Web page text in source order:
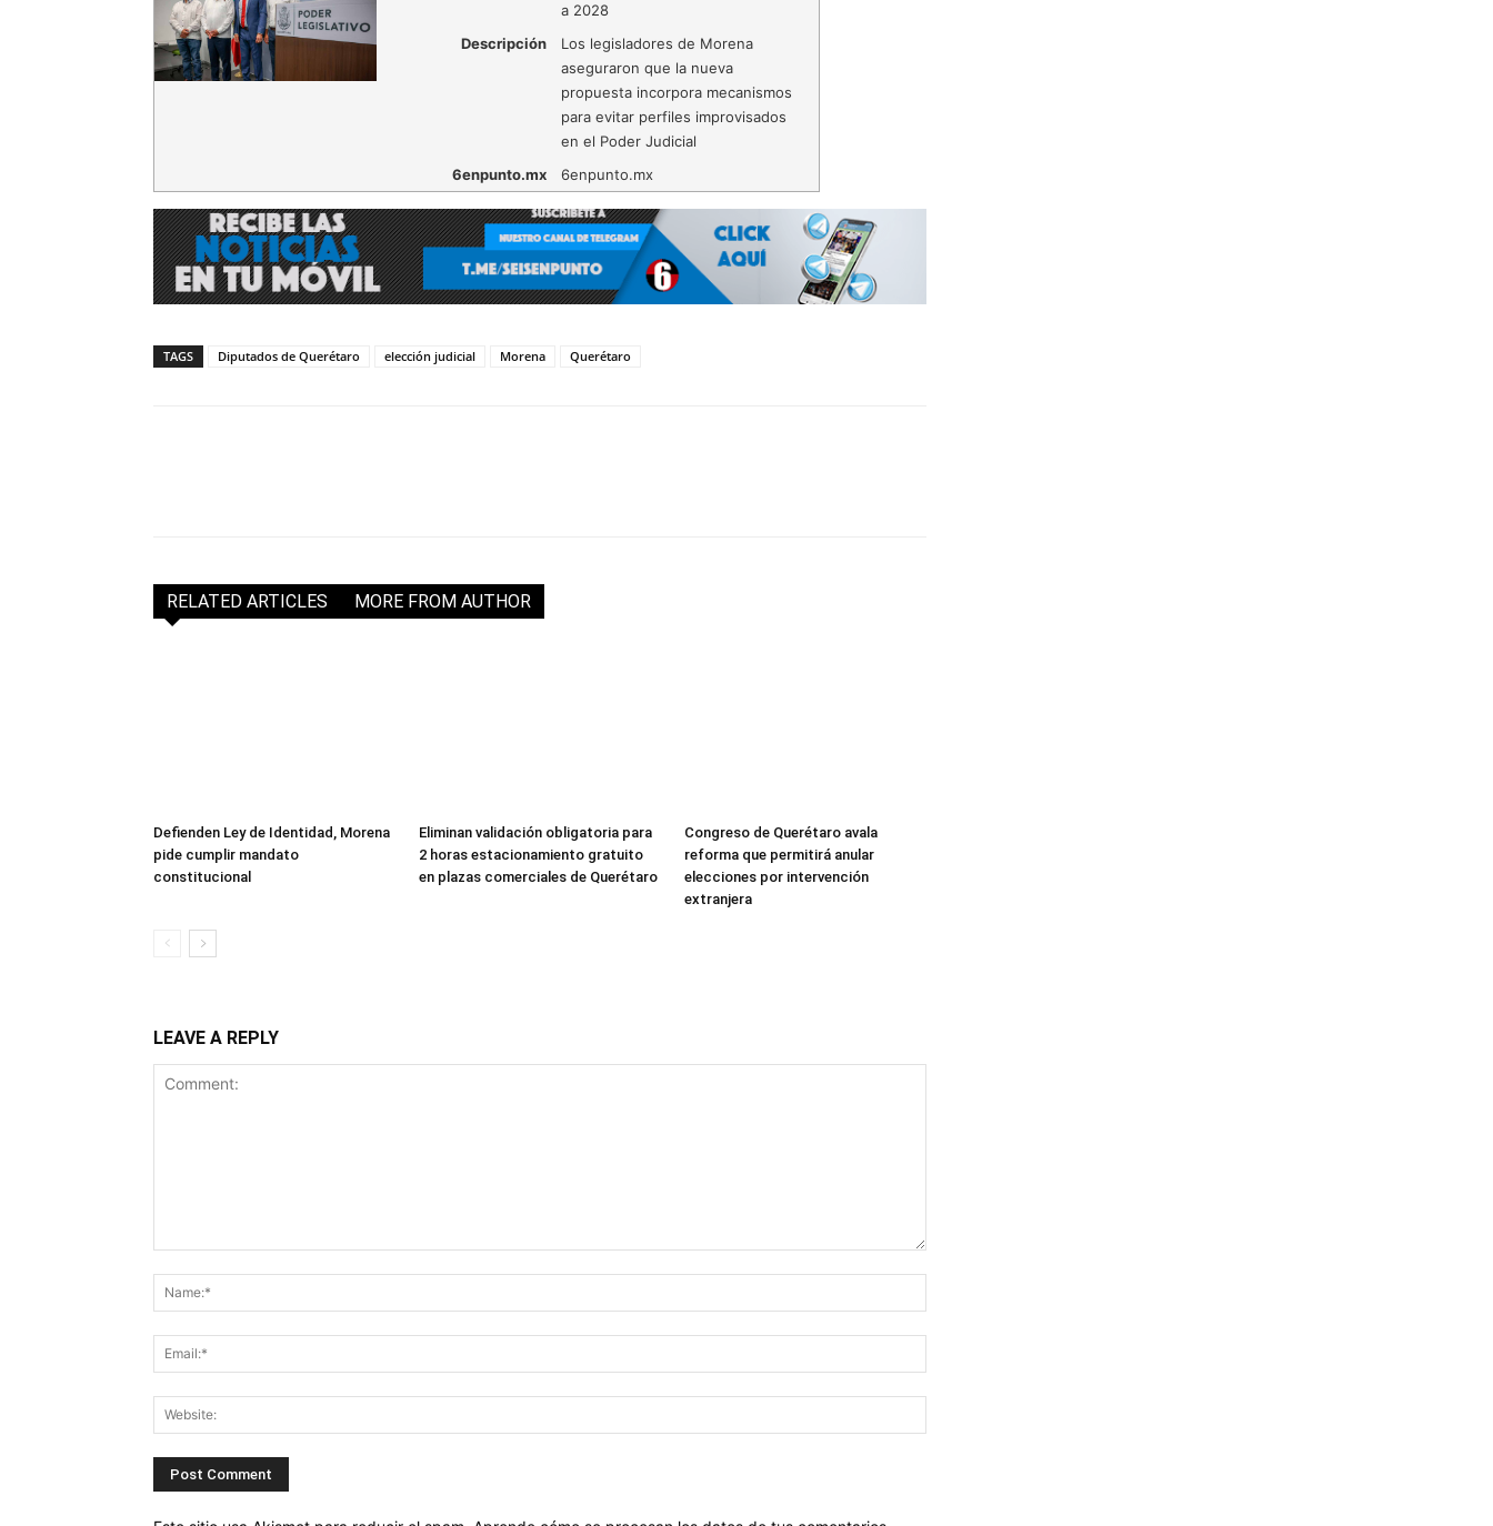
a 2028
Descripción
Los legisladores de Morena
aseguraron que la nueva
propuesta incorpora mecanismos
para evitar perfiles improvisados
en el Poder Judicial
6enpunto.mx
6enpunto.mx
TAGS Diputados de Querétaro elección judicial Morena Querétaro
RELATED ARTICLES MORE FROM AUTHOR
Defienden Ley de Identidad, Morena
pide cumplir mandato
constitucional
Eliminan validación obligatoria para
2 horas estacionamiento gratuito
en plazas comerciales de Querétaro
Congreso de Querétaro avala
reforma que permitirá anular
elecciones por intervención
extranjera
LEAVE A REPLY